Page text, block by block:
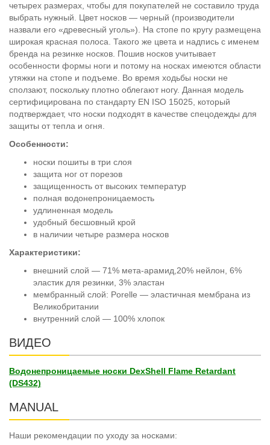
четырех размерах, чтобы для покупателей не составило труда
выбрать нужный. Цвет носков — черный (производители
назвали его «древесный уголь»). На стопе по кругу размещена
широкая красная полоса. Такого же цвета и надпись с именем
бренда на резинке носков. Пошив носков учитывает
особенности формы ноги и потому на носках имеются области
утяжки на стопе и подъеме. Во время ходьбы носки не
сползают, поскольку плотно облегают ногу. Данная модель
сертифицирована по стандарту EN ISO 15025, который
подтверждает, что носки подходят в качестве спецодежды для
защиты от тепла и огня.
Особенности:
носки пошиты в три слоя
защита ног от порезов
защищенность от высоких температур
полная водонепроницаемость
удлиненная модель
удобный бесшовный крой
в наличии четыре размера носков
Характеристики:
внешний слой — 71% мета-арамид,20% нейлон, 6%
эластик для резинки, 3% эластан
мембранный слой: Porelle — эластичная мембрана из
Великобритании
внутренний слой — 100% хлопок
ВИДЕО
Водонепроницаемые носки DexShell Flame Retardant
(DS432)
MANUAL
Наши рекомендации по уходу за носками: